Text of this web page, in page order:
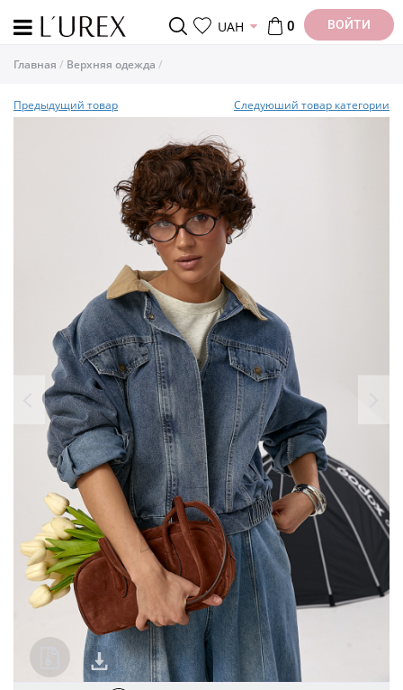
UAH 0 ВОЙТИ
Главная Верхняя одежда
Предыдущий товар Следуюший товар категории